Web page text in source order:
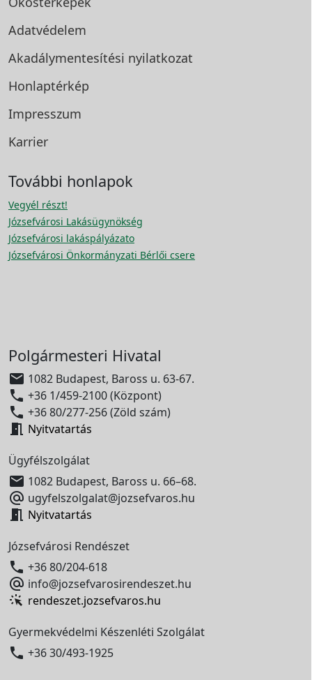
Adatvédelem
Akadálymentesítési nyilatkozat
Honlaptérkép
Impresszum
Karrier
További honlapok
Vegyél részt!
Józsefvárosi Lakásügynökség
Józsefvárosi lakáspályázato
Józsefvárosi Önkormányzati Bérlői csere
Polgármesteri Hivatal
 1082 Budapest, Baross u. 63-67.
 +36 1/459-2100 (Központ)
 +36 80/277-256 (Zöld szám)
 Nyitvatartás
Ügyfélszolgálat
 1082 Budapest, Baross u. 66–68.
 ugyfelszolgalat@jozsefvaros.hu
 Nyitvatartás
Józsefvárosi Rendészet
 +36 80/204-618
 info@jozsefvarosirendeszet.hu
rendeszet.jozsefvaros.hu
Gyermekvédelmi Készenléti Szolgálat
 +36 30/493-1925